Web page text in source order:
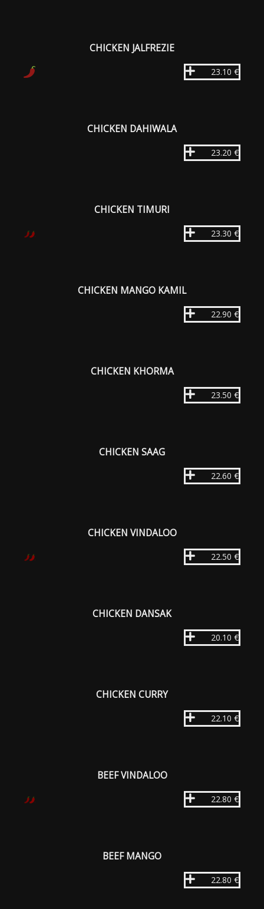
CHICKEN JALFREZIE
23.10 €
CHICKEN DAHIWALA
23.20 €
CHICKEN TIMURI
23.30 €
CHICKEN MANGO KAMIL
22.90 €
CHICKEN KHORMA
23.50 €
CHICKEN SAAG
22.60 €
CHICKEN VINDALOO
22.50 €
CHICKEN DANSAK
20.10 €
CHICKEN CURRY
22.10 €
BEEF VINDALOO
22.80 €
BEEF MANGO
22.80 €